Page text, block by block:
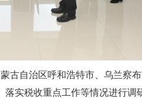
古自治区呼和浩特市、乌兰察
实税收重点工作等情况进行